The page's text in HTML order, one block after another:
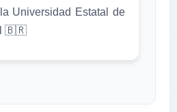
Universidad Estatal de
🇧🇷